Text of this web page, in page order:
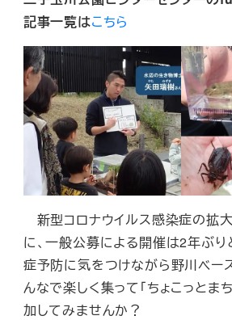
記事一覧はこちら
新型コロナウイルス感染症の拡
に、一般公募による開催は2年ぶり
症予防に気をつけながら野川ベー
んなで楽しく集って「ちょこっとま
加してみませんか？